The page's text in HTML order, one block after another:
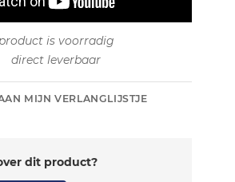
is voorradig
direct leverbaar
MIJN VERLANGLIJSTJE
dit product?